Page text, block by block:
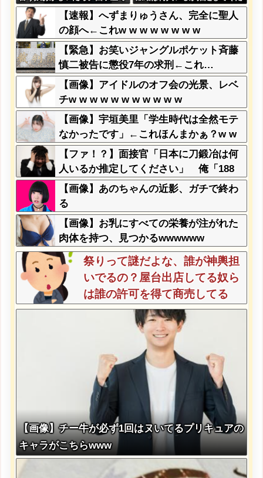
『団子食べない』って言う
か？」
さい」 俺「188人です」 面
接官「どういう風に考えました
か？」 俺「知ってました」→
この後『こう』なったんだがマ
ジで納得いかない！！！！！
【速報】へずまりゅうさん、完全に聖人
の顔へ←これw w w w w w w w
【緊急】お笑いジャングルポケット斉藤
慎二被告に懲役7年の求刑←これ…
【画像】アイドルのオフ会の光景、レベ
チw w w w w w w w w w w
【画像】宇垣美里「学生時代は全然モテ
なかったです」←これほんまかぁ？w w
w w w w w w
【ファ！？】面接官「日本に刀鍛冶は何
人いるか推定してください」 俺「188
人です」 面接官「どういう風に考えま
したか？」 俺「知ってました」→この
後『こう』なったんだがマジで納得いか
ない！！！！！
【画像】あのちゃんの近影、ガチで終わ
る
【画像】お乳にすべての栄養が注がれた
肉体を持つ、見つかるwwwwww
祭りって謎だよな、誰が神輿担
いでるの？屋台出店してる奴ら
は誰の許可を得て商売してる
の？
【画像】チー牛が必ず1回はヌいてるプリキュアの
キャラがこちらwww